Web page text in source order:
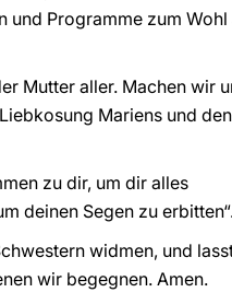
und Programme zum Wohl
Mutter aller. Machen wir
Mariens und den
zu dir, um dir alles
deinen Segen zu
widmen, und
wir begegnen. Amen.